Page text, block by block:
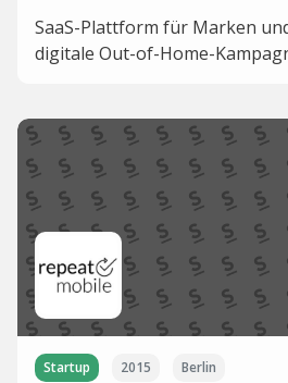
SaaS-Plattform für Marken
digitale Out-of-Home-
Startup 2015 Berlin